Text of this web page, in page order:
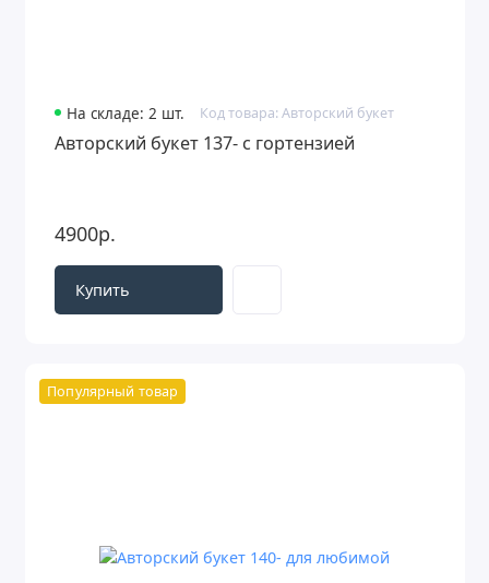
На складе: 2 шт. Код товара: Авторский букет
Авторский букет 137- с гортензией
4900р.
Купить
Популярный товар